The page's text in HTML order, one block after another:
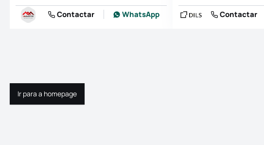
Contactar
WhatsApp
Contactar
Ir para a homepage
Ir para a homepage